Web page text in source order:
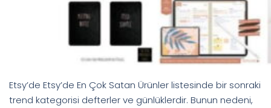
Etsy’de Etsy’de En Çok Satan Ürünler listesinde bir sonraki
trend kategorisi defterler ve günlüklerdir. Bunun nedeni,